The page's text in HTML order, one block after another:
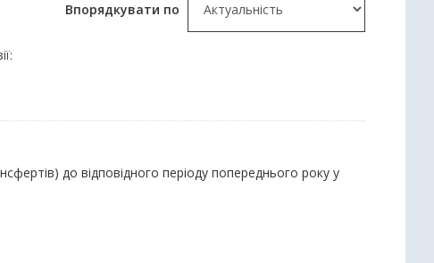
Впорядкувати по
до відповідного періоду попереднього року у